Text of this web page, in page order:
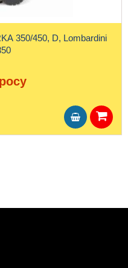
350/450, D, Lombardini